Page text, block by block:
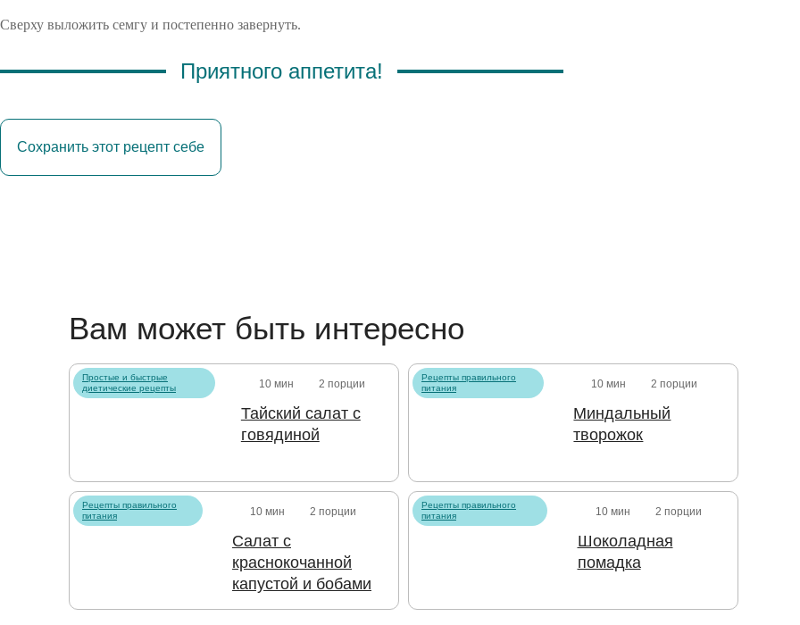
Сверху выложить семгу и постепенно завернуть.
Приятного аппетита!
Сохранить этот рецепт себе
Вам может быть интересно
Простые и быстрые
диетические рецепты
10 мин 2 порции
Тайский салат с
говядиной
Рецепты правильного
питания
10 мин 2 порции
Миндальный
творожок
Рецепты правильного
питания
10 мин 2 порции
Салат с
краснокочанной
капустой и бобами
Рецепты правильного
питания
10 мин 2 порции
Шоколадная
помадка